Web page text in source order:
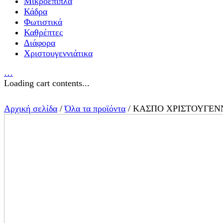
Κάδρα
Φωτιστικά
Καθρέπτες
Διάφορα
Χριστουγεννιάτικα
…
Loading cart contents...
Αρχική σελίδα /Όλα τα προϊόντα / ΚΑΣΠΟ